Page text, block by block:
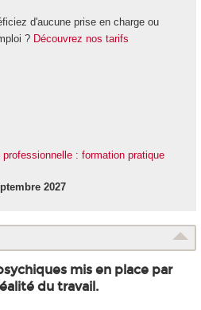
d'aucune prise en charge ou
? Découvrez nos tarifs
: formation pratique
2027
mis en place par
du travail.